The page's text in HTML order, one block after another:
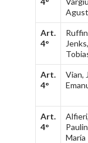
Art.
4°
Jenks,
Art.
4°
Vian,
Art.
4°
Alfieri,
María